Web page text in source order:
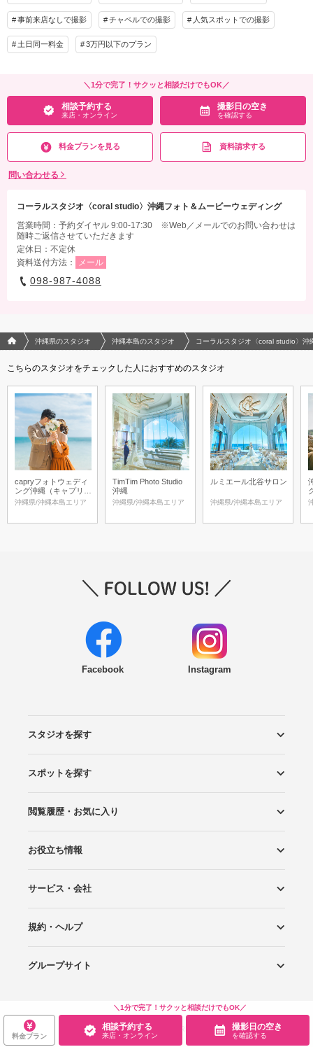
事前来店なしで撮影 チャペルでの撮影 人気スポットでの撮影
土日同一料金 3万円以下のプラン
＼1分で完了！サクッと相談だけでもOK／
相談予約する
来店・オンライン
撮影日の空き
を確認する
料金プランを見る 資料請求する
問い合わせる
コーラルスタジオ〈coral studio〉沖縄フォト＆ムービーウェディング
営業時間：予約ダイヤル 9:00-17:30 ※Web／メールでのお問い合わせは
随時ご返信させていただきます
定休日：不定休
資料送付方法：
メール
098-987-4088
＼1分で完了！サクッと相談だけでもOK／
料金プラン
相談予約する
来店・オンライン
撮影日の空き
を確認する
フォトウエディング/結婚写真のPhotorait ホーム
沖縄県のスタジオ 沖縄本島のスタジオ コーラルスタジオ〈coral studio〉沖
こちらのスタジオをチェックした人におすすめのスタジオ
capryフォトウェディ
ング沖縄（キャプリィ
フォトウェディング沖
沖縄県/沖縄本島エリア
TimTim Photo Studio
沖縄
沖縄県/沖縄本島エリア
ルミエール北谷サロン
沖縄県/沖縄本島エリア
Facebook Instagram
スタジオを探す
エリアから探す
こだわりから探す
NEW PHOTO STYLE
プランから探す
フォトタイプ診断
フォトグラファーから探す
国内リゾートから探す
スポットを探す
ロケーションから探す
スタジオから探す
閲覧履歴・お気に入り
閲覧スタジオ
お気に入り
お役立ち情報
Wedding Photo マガジン
はじめてガイド
サービス・会社
Photoraitとは
スタジオの掲載について
お問い合わせ
運営会社
サイトマップ
規約・ヘルプ
プライバシーポリシー
利用規約
ヘルプ
グループサイト
Wedding Park 海外
Copyright©WEDDING PARK CO.,LTD.